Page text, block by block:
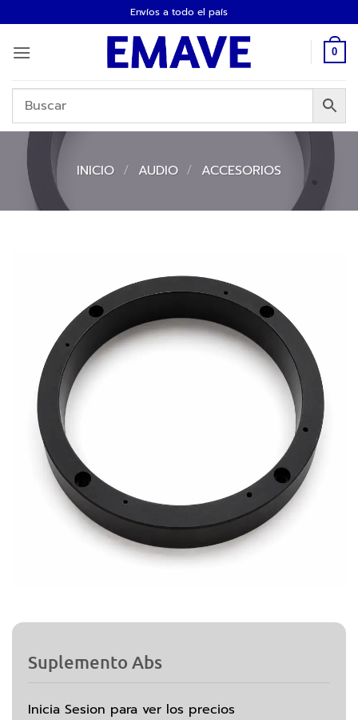
al
contenido
Envíos a todo el país
0
INICIO / AUDIO / ACCESORIOS
Suplemento Abs
Inicia Sesion para ver los precios